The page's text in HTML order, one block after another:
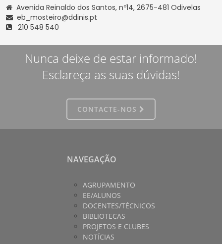
Avenida Reinaldo dos Santos, nº14, 2675-481 Odivelas
eb_mosteiro@ddinis.pt
210 548 540
Nunca deixe de estar informado!
Esclareça as suas dúvidas!
CONTACTE-NOS
NAVEGAÇÃO
AGRUPAMENTO
EE/ALUNOS
DOCENTES/TÉCNICOS
BIBLIOTECAS
PROJETOS E CLUBES
NOTÍCIAS